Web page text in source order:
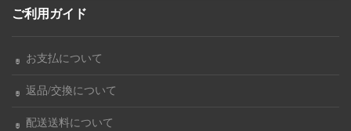
ご利用ガイド
お支払について
返品/交換について
配送送料について